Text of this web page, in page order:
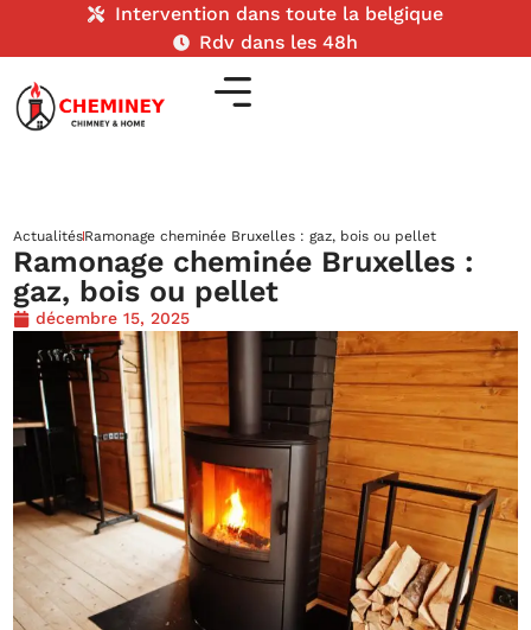
Intervention dans toute la belgique
Rdv dans les 48h
ActualitésRamonage cheminée Bruxelles : gaz, bois ou pellet
Ramonage cheminée Bruxelles :
gaz, bois ou pellet
décembre 15, 2025